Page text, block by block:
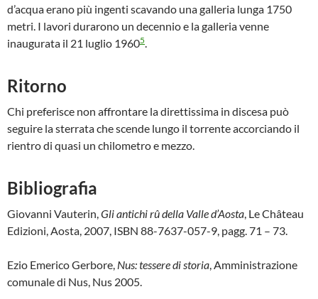
d’acqua erano più ingenti scavando una galleria lunga 1750
metri. I lavori durarono un decennio e la galleria venne
inaugurata il 21 luglio 19605.
Ritorno
Chi preferisce non affrontare la direttissima in discesa può
seguire la sterrata che scende lungo il torrente accorciando il
rientro di quasi un chilometro e mezzo.
Bibliografia
Giovanni Vauterin,Gli antichi rû della Valle d’Aosta, Le Château
Edizioni, Aosta, 2007, ISBN 88-7637-057-9, pagg. 71 – 73.
Ezio Emerico Gerbore, Nus: tessere di storia, Amministrazione
comunale di Nus, Nus 2005.